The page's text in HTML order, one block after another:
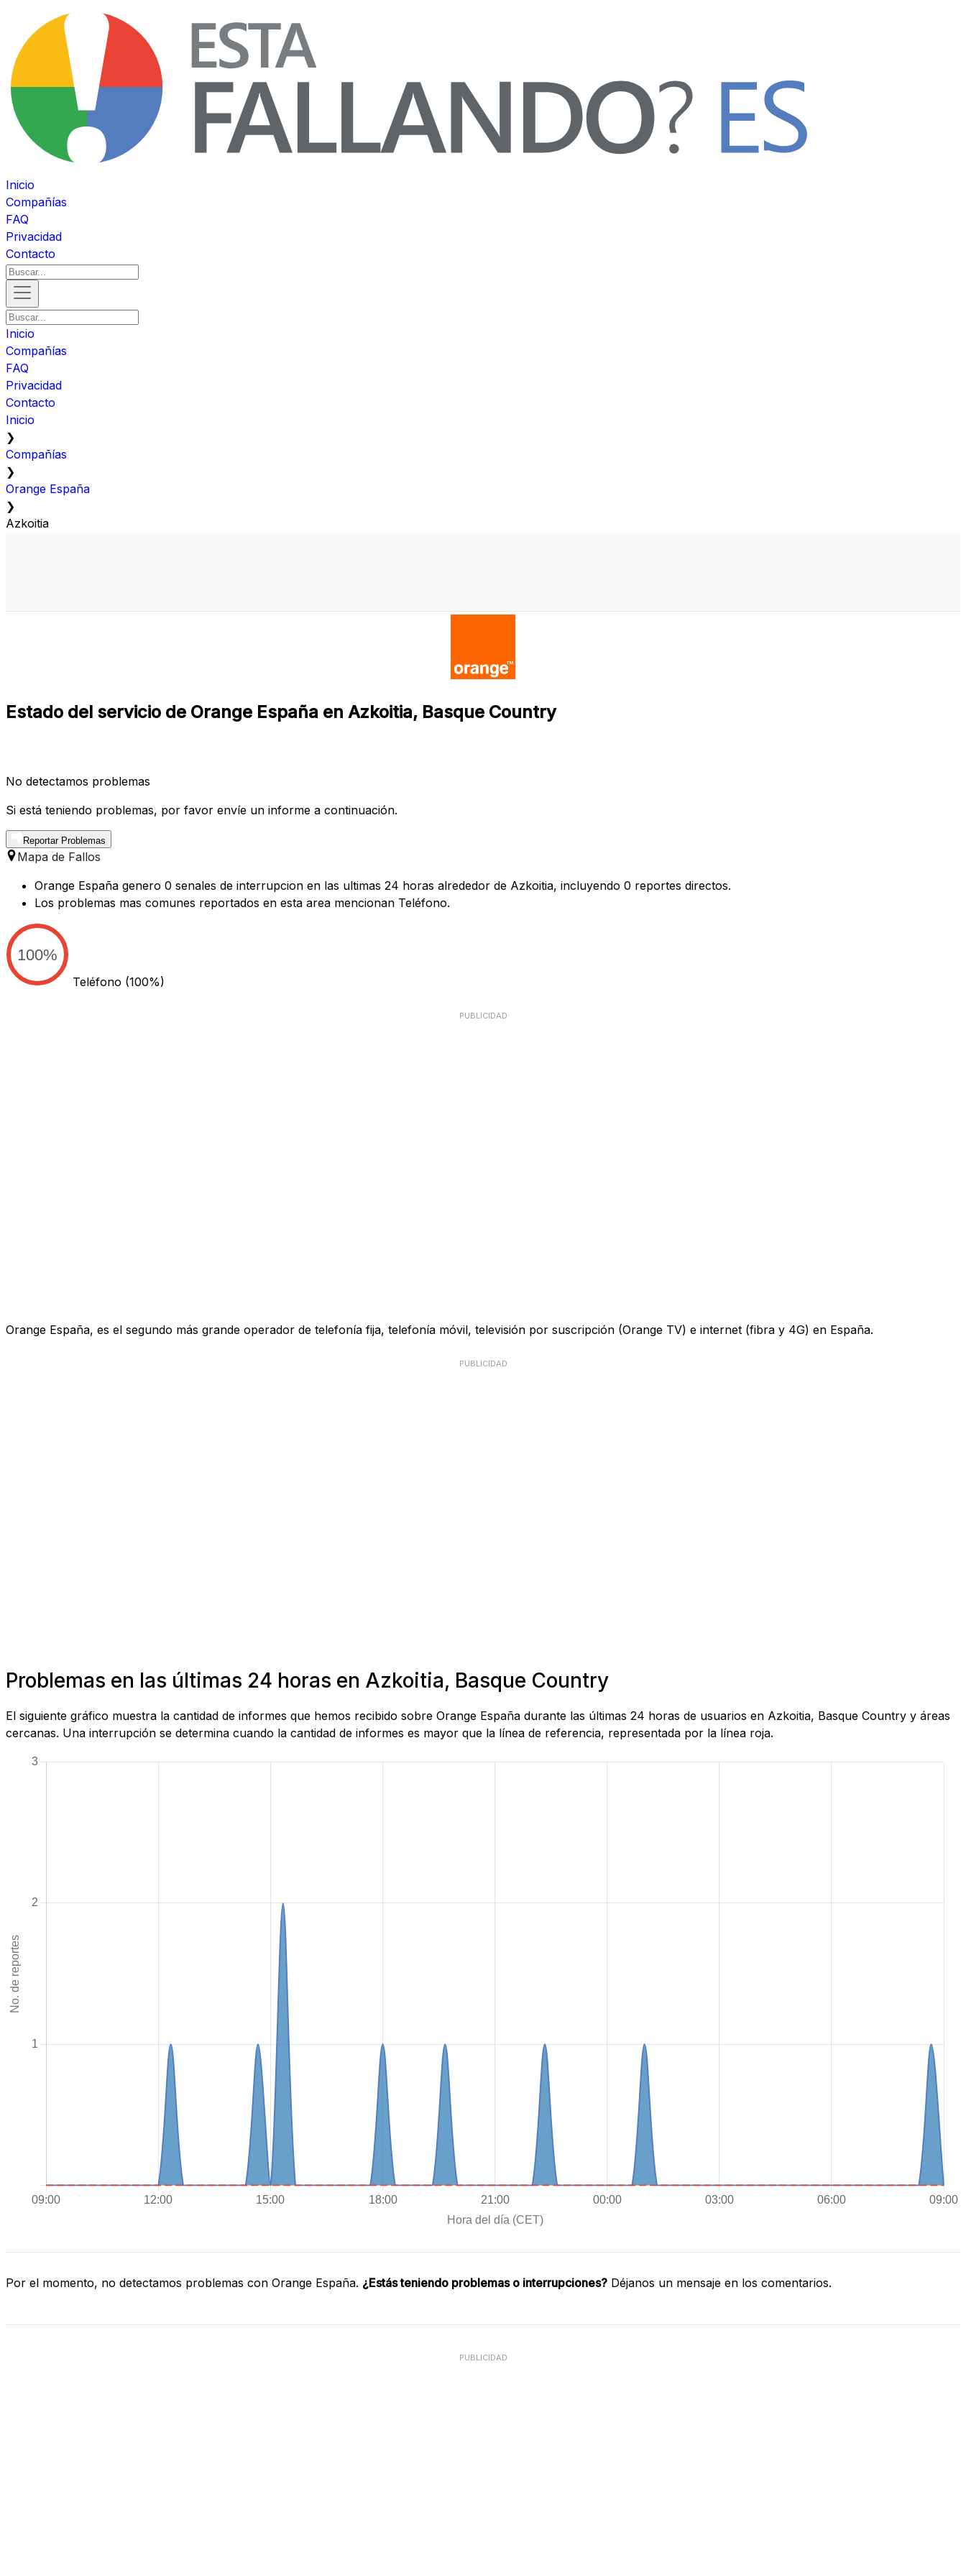
Inicio
Compañías
FAQ
Privacidad
Contacto
Inicio
Compañías
FAQ
Privacidad
Contacto
Inicio
❯
Compañías
❯
Orange España
❯
Azkoitia
Estado del servicio de Orange España en Azkoitia, Basque Country
No detectamos problemas
Si está teniendo problemas, por favor envíe un informe a continuación.
Reportar Problemas
Mapa de Fallos
Orange España genero 0 senales de interrupcion en las ultimas 24 horas alrededor de Azkoitia, incluyendo 0 reportes directos.
Los problemas mas comunes reportados en esta area mencionan Teléfono.
100%
Teléfono (100%)
PUBLICIDAD
Orange España, es el segundo más grande operador de telefonía fija, telefonía móvil, televisión por suscripción (Orange TV) e internet (fibra y 4G) en España.
PUBLICIDAD
Problemas en las últimas 24 horas en Azkoitia, Basque Country
El siguiente gráfico muestra la cantidad de informes que hemos recibido sobre Orange España durante las últimas 24 horas de usuarios en Azkoitia, Basque Country y áreas
cercanas. Una interrupción se determina cuando la cantidad de informes es mayor que la línea de referencia, representada por la línea roja.
Por el momento, no detectamos problemas con Orange España. ¿Estás teniendo problemas o interrupciones? Déjanos un mensaje en los comentarios.
PUBLICIDAD